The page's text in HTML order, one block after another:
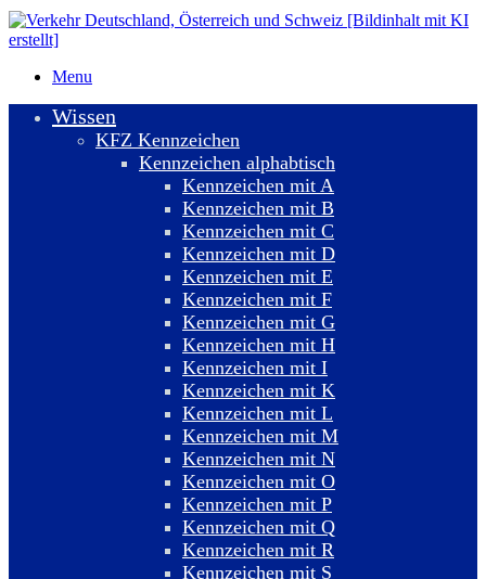
Menu
Wissen
KFZ Kennzeichen
Kennzeichen alphabtisch
Kennzeichen mit A
Kennzeichen mit B
Kennzeichen mit C
Kennzeichen mit D
Kennzeichen mit E
Kennzeichen mit F
Kennzeichen mit G
Kennzeichen mit H
Kennzeichen mit I
Kennzeichen mit K
Kennzeichen mit L
Kennzeichen mit M
Kennzeichen mit N
Kennzeichen mit O
Kennzeichen mit P
Kennzeichen mit Q
Kennzeichen mit R
Kennzeichen mit S